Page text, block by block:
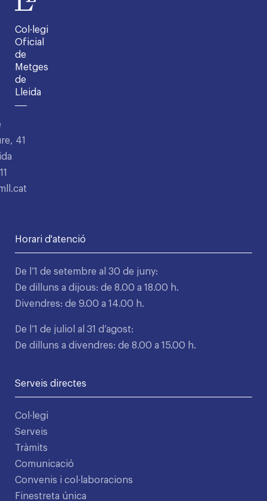
Col·legi
Oficial
de
Metges
de
Lleida
41
Horari d'atenció
De l’1 de setembre al 30 de juny:
De dilluns a dijous: de 8.00 a 18.00 h.
Divendres: de 9.00 a 14.00 h.
De l’1 de juliol al 31 d’agost:
De dilluns a divendres: de 8.00 a 15.00 h.
Serveis directes
Col·legi
Serveis
Tràmits
Comunicació
Convenis i col·laboracions
Finestreta única